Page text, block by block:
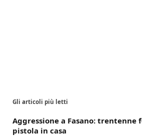
Gli articoli più letti
Aggressione a Fasano: trentenne
pistola in casa